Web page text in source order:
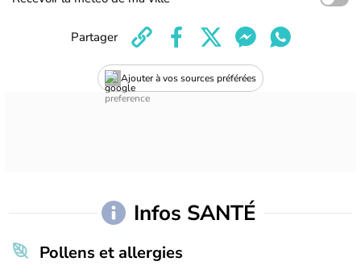
Ajouter à vos sources préférées
Partager
Infos SANTÉ
Pollens et allergies